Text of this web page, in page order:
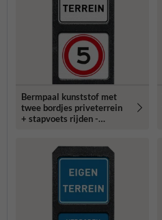
Bermpaal kunststof met
twee bordjes priveterrein
+ stapvoets rijden -